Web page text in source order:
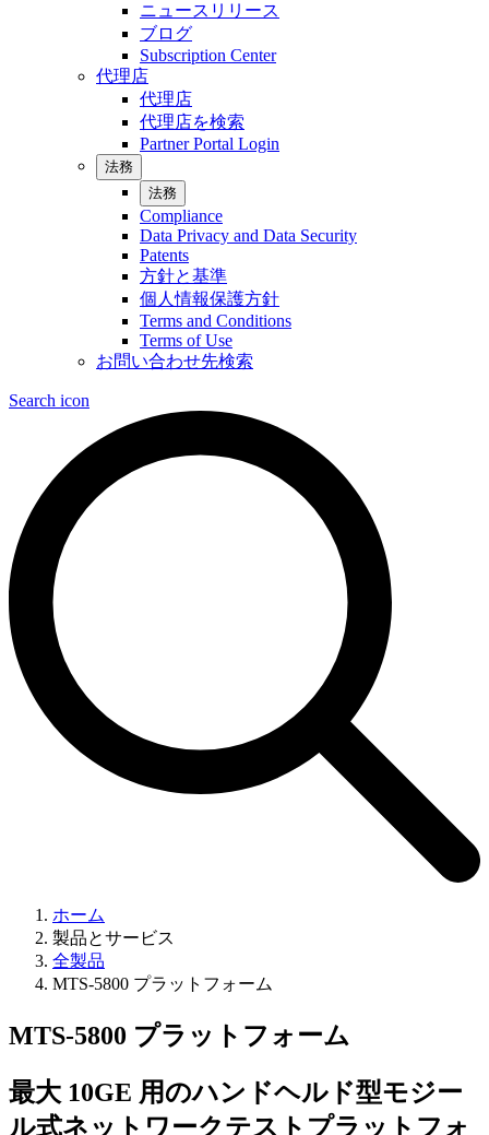
ニュースリリース
ブログ
Subscription Center
代理店
代理店
代理店を検索
Partner Portal Login
法務
法務
Compliance
Data Privacy and Data Security
Patents
方針と基準
個人情報保護方針
Terms and Conditions
Terms of Use
お問い合わせ先検索
Search icon
ホーム
製品とサービス
全製品
MTS-5800 プラットフォーム
MTS-5800 プラットフォーム
最大 10GE 用のハンドヘルド型モジー
ル式ネットワークテストプラットフォ